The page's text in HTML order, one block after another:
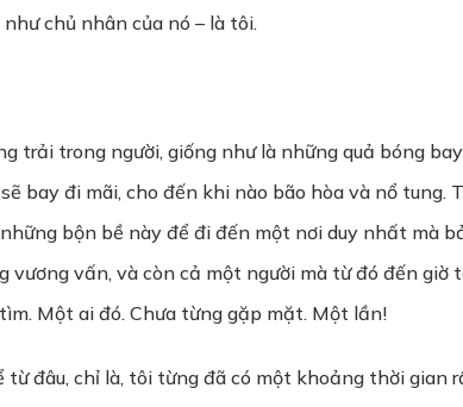
chủ nhân của nó – là tôi.
trải trong người, giống như là những quả bóng
bay đi mãi, cho đến khi nào bão hòa và nổ tung.
bộn bề này để đi đến một nơi duy nhất mà
vấn, và còn cả một người mà từ đó đến giờ
Một ai đó. Chưa từng gặp mặt. Một lần!
đâu, chỉ là, tôi từng đã có một khoảng thời gian